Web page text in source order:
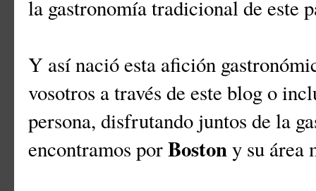
la gastronomía tradicional de este
Y así nació esta afición
vosotros a través de este blog o
persona, disfrutando juntos de la
encontramos porBostony su área